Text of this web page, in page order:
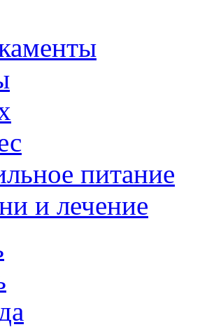
питание
и лечение